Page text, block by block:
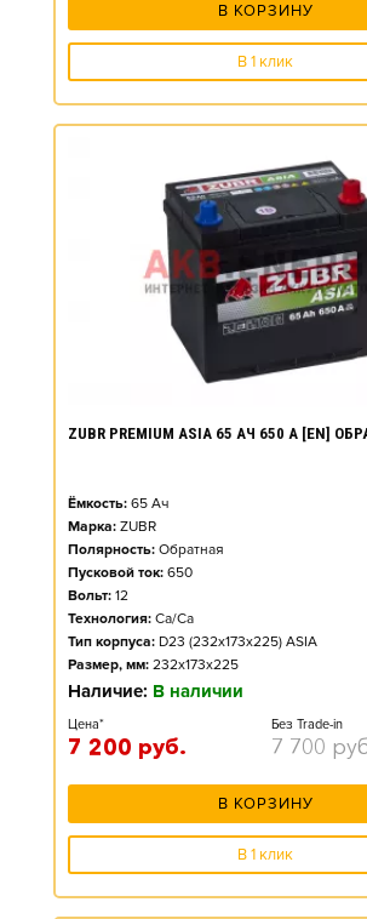
В КОРЗИНУ
В 1 клик
ZUBR PREMIUM ASIA 65 АЧ 650 А [EN]
Ёмкость: 65 Ач
Марка: ZUBR
Полярность: Обратная
Пусковой ток: 650
Вольт: 12
Технология: Ca/Ca
Тип корпуса: D23 (232x173x225) ASIA
Размер, мм: 232x173x225
Наличие: В наличии
Цена*
7 200 руб.
Без Trade-in
7 700
В КОРЗИНУ
В 1 клик